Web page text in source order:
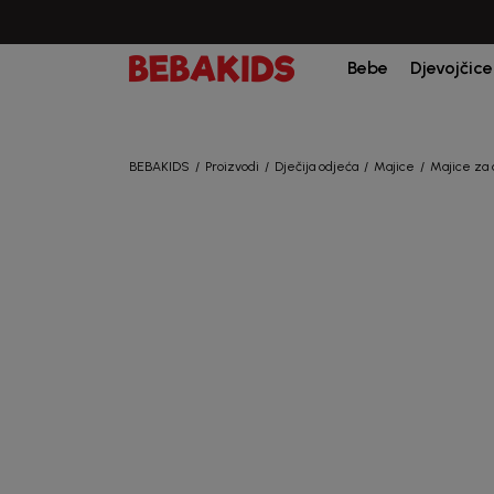
Bebe Djevojčice
BEBAKIDS Proizvodi Dječija odjeća Majice Majice za